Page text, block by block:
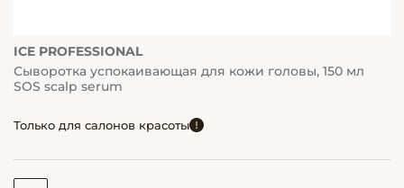
ICE PROFESSIONAL
Сыворотка успокаивающая для кожи головы, 150 мл
SOS scalp serum
Только для салонов красоты